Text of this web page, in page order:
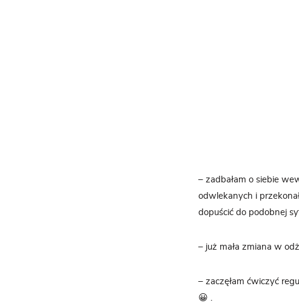
– zadbałam o siebie
odwlekanych i
dopuścić do podobnej
– już mała zmiana w
– zaczęłam ćwiczyć
😀 .